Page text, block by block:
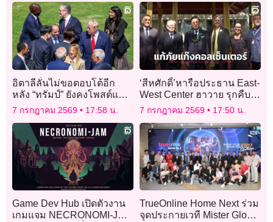
อิตาลีลั่นไม่ขอตอบโต้อีก
หลัง “ทรัมป์” ยังคงโพสต์แซะ
“เมโลนี”
7 กรกฎาคม 2569 17:58 น.
‘สีหศักดิ์’หารือประธาน East-
West Center ฮาวาย รุกคืบ
หุ้นส่วนยุทธศาสตร์ไทย-
สหรัฐ ลุยแก้’ไซเบอร์-แก๊ง
คอลเซ็นเตอร์’
7 กรกฎาคม 2569 17:50 น.
Game Dev Hub เปิดตัวงาน
เกมแจม NECRONOMI-JAM
TrueOnline Home Next ร่วม
จุดประกายเวที Mister Global